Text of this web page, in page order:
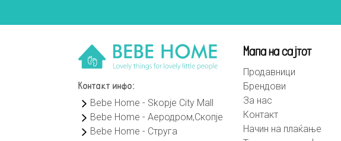
Контакт инфо:
Bebe Home - Skopje City Mall
Bebe Home - Аеродром,Скопје
Bebe Home - Струга
Мапа на сајтот
Продавници
Брендови
За нас
Контакт
Начин на плаќање